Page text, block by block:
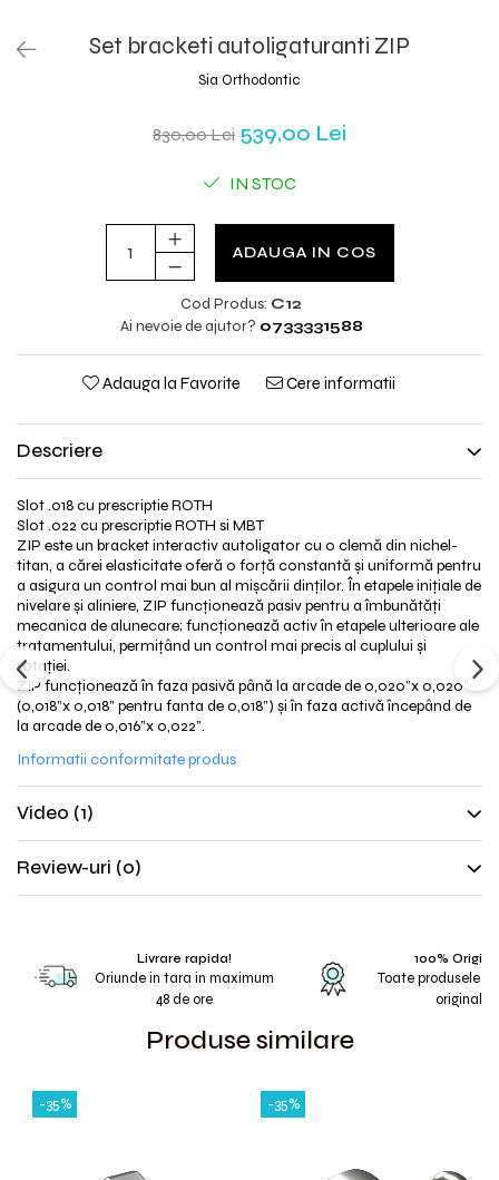
Set bracketi autoligaturanti ZIP
Sia Orthodontic
830,00 Lei 539,00 Lei
IN STOC
ADAUGA IN COS
Cod Produs: C12
Ai nevoie de ajutor? 0733331588
Adauga la Favorite Cere informatii
Descriere
Slot .018 cu prescriptie ROTH
Slot .022 cu prescriptie ROTH si MBT
ZIP este un bracket interactiv autoligator cu o clemă din nichel-
titan, a cărei elasticitate oferă o forță constantă și uniformă pentru
a asigura un control mai bun al mișcării dinților. În etapele inițiale de
nivelare și aliniere, ZIP funcționează pasiv pentru a îmbunătăți
mecanica de alunecare; funcționează activ în etapele ulterioare ale
tratamentului, permițând un control mai precis al cuplului și
rotației.
ZIP funcționează în faza pasivă până la arcade de 0,020”x 0,020”
(0,018”x 0,018” pentru fanta de 0,018”) și în faza activă începând de
la arcade de 0,016”x 0,022”.
Informatii conformitate produs
Video (1)
Review-uri (0)
Livrare rapida!
Oriunde in tara in maximum
48 de ore
100%
Toate produsele
originale
Produse similare
-35% -35%